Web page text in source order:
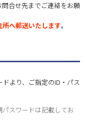
合せ先までご連絡をお願
へ郵送いたします。
より、ご指定のID・パス
スワードは記載してお